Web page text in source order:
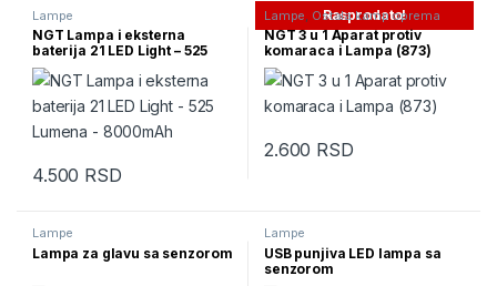
Lampe
NGT Lampa i eksterna
baterija 21 LED Light – 525
Lumena – 8000mAh
4.500 RSD
Rasprodato!
Lampe Ostala kamp oprema
NGT 3 u 1 Aparat protiv
komaraca i Lampa (873)
2.600 RSD
Lampe
Lampa za glavu sa senzorom
Lampe
USB punjiva LED lampa sa
senzorom